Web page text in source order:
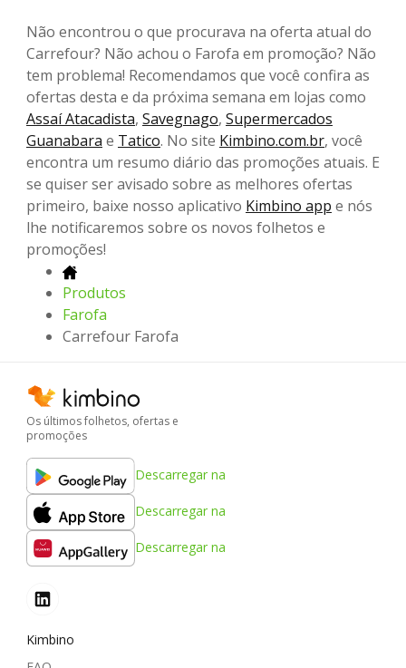
Não encontrou o que procurava na oferta atual do
Carrefour? Não achou o Farofa em promoção? Não
tem problema! Recomendamos que você confira as
ofertas desta e da próxima semana em lojas como
Assaí Atacadista, Savegnago, Supermercados
Guanabara e Tatico. No site Kimbino.com.br, você
encontra um resumo diário das promoções atuais. E
se quiser ser avisado sobre as melhores ofertas
primeiro, baixe nosso aplicativo Kimbino app e nós
lhe notificaremos sobre os novos folhetos e
promoções!
Produtos
Farofa
Carrefour Farofa
Os últimos folhetos, ofertas e
promoções
Descarregar na
Descarregar na
Descarregar na
Kimbino